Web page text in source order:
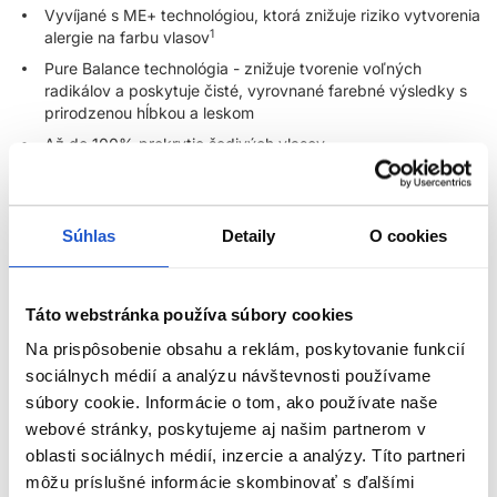
Súhlas Detaily O cookies
Táto webstránka používa súbory cookies
Na prispôsobenie obsahu a reklám, poskytovanie funkcií
sociálnych médií a analýzu návštevnosti používame
súbory cookie. Informácie o tom, ako používate naše
webové stránky, poskytujeme aj našim partnerom v
oblasti sociálnych médií, inzercie a analýzy. Títo partneri
môžu príslušné informácie skombinovať s ďalšími
Vyvíjané s ME+ technológiou, ktorá znižuje riziko vytvorenia
alergie na farbu vlasov1
Pure Balance technológia - znižuje tvorenie voľných
radikálov a poskytuje čisté, vyrovnané farebné výsledky s
prirodzenou hĺbkou a leskom
Až do 100% prekrytie šedivých vlasov
Vyvíjané s Metal Purifier - Pomáha predchádzať poškodeniu
farbenie po farbení. Nie je potreba používať kúru pre
neutralizáciu kovov keď používate farby Koleston Perfect.
Vegánska3
Žiadne testovanie na zvieratách4
Pomer miešania:
1 : 1 (1 časť farby k 1 časti vyvíjaču)
1 : 2 pri odtieňoch Special Blonde
ZOBRAZIŤ VIAC